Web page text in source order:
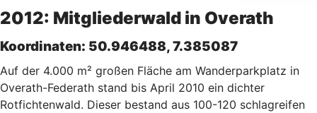
2012: Mitgliederwald in Overath
Koordinaten: 50.946488, 7.385087
Auf der 4.000 m² großen Fläche am Wanderparkplatz in
Overath-Federath stand bis April 2010 ein dichter
Rotfichtenwald. Dieser bestand aus 100-120 schlagreifen